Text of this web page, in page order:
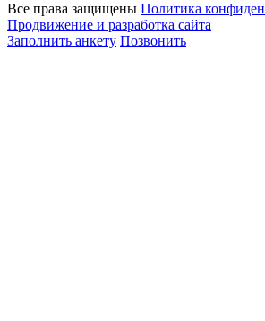
Все права защищены Политика
Продвижение и разработка сайта
Заполнить анкету Позвонить